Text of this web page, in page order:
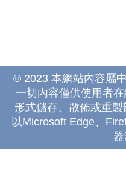
© 2023 本網站內容屬
一切內容僅供使用者
形式儲存、散佈或重
以Microsoft Edge、
器